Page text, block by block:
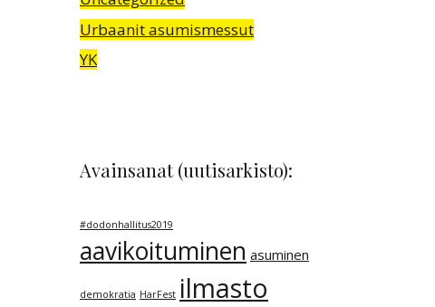
Urbaanit asumismessut
YK
Avainsanat (uutisarkisto):
#dodonhallitus2019
aavikoituminen asuminen
demokratia HarFest ilmasto